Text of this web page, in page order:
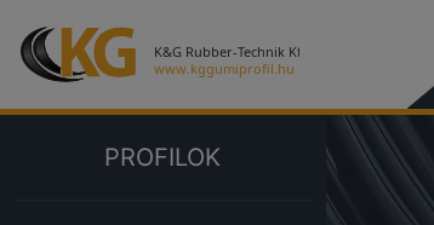
PROFILOK